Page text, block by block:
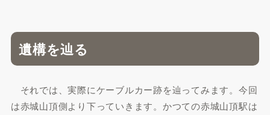
遺構を辿る
それでは、実際にケーブルカー跡を辿ってみます。今回
は赤城山頂側より下っていきます。かつての赤城山頂駅は